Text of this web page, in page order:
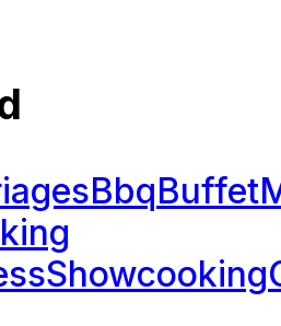
BbqBuffet
Showcooking